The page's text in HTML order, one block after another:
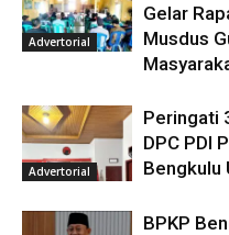
Advertorial
Gelar
Musdus
Advertorial
Peringati
DPC PDI
Bengkulu
BPKP